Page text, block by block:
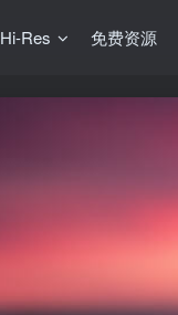
Hi-Res 免费资源